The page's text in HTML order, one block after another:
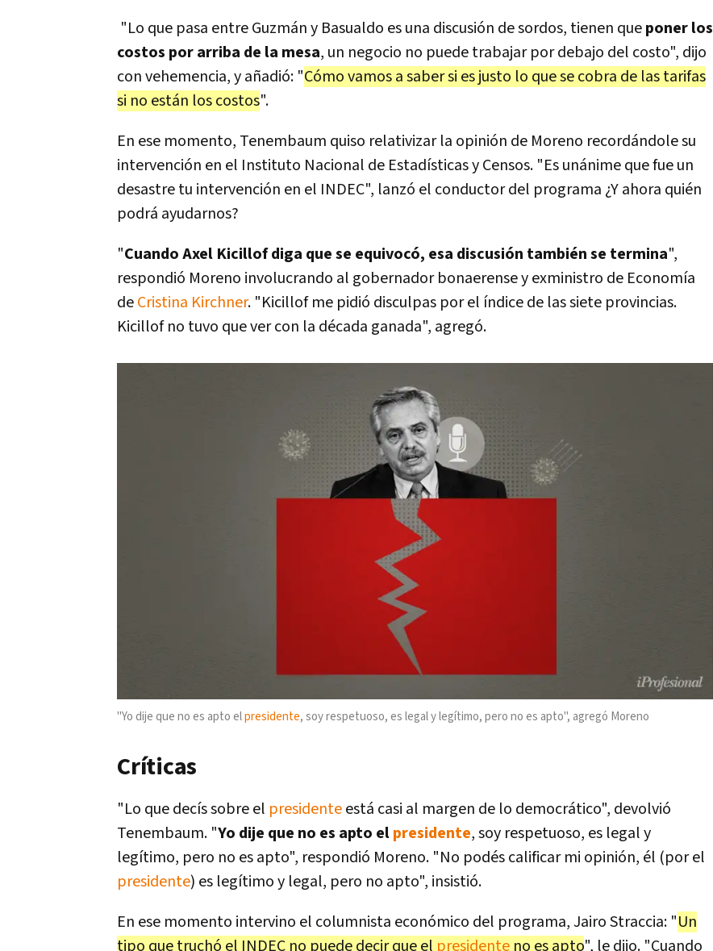
"Lo que pasa entre Guzmán y Basualdo es una discusión de sordos, tienen queponer los
costos por arriba de la mesa, un negocio no puede trabajar por debajo del costo", dijo
con vehemencia, y añadió: "Cómo vamos a saber si es justo lo que se cobra de las tarifas
si no están los costos".
En ese momento, Tenembaum quiso relativizar la opinión de Moreno recordándole su
intervención en el Instituto Nacional de Estadísticas y Censos. "Es unánime que fue un
desastre tu intervención en el INDEC", lanzó el conductor del programa ¿Y ahora quién
podrá ayudarnos?
"Cuando Axel Kicillof diga que se equivocó, esa discusión también se termina",
respondió Moreno involucrando al gobernador bonaerense y exministro de Economía
deCristina Kirchner. "Kicillof me pidió disculpas por el índice de las siete provincias.
Kicillof no tuvo que ver con la década ganada", agregó.
"Yo dije que no es apto elpresidente, soy respetuoso, es legal y legítimo, pero no es apto", agregó Moreno
Críticas
"Lo que decís sobre el presidenteestá casi al margen de lo democrático", devolvió
Tenembaum. "Yo dije que no es apto elpresidente, soy respetuoso, es legal y
legítimo, pero no es apto", respondió Moreno. "No podés calificar mi opinión, él (por el
presidente) es legítimo y legal, pero no apto", insistió.
En ese momento intervino el columnista económico del programa, Jairo Straccia: "Un
tipo que truchó el INDEC no puede decir que el presidente no es apto", le dijo. "Cuando